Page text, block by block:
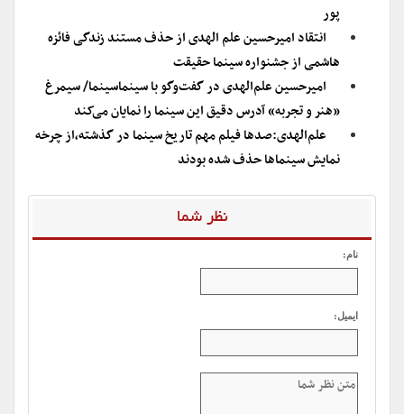
پور
انتقاد امیرحسین علم الهدی از حذف مستند زندگی فائزه
هاشمی از جشنواره سینما حقیقت
امیرحسین علم‌الهدی در گفت‌و‌گو با سینماسینما/ سیمرغ
«هنر و تجربه» آدرس دقیق این سینما را نمایان می‌کند
علم‌الهدی:صدها فیلم مهم تاریخ سینما در گذشته،از چرخه
نمایش سینماها حذف شده بودند
نظر شما
نام:
ایمیل: